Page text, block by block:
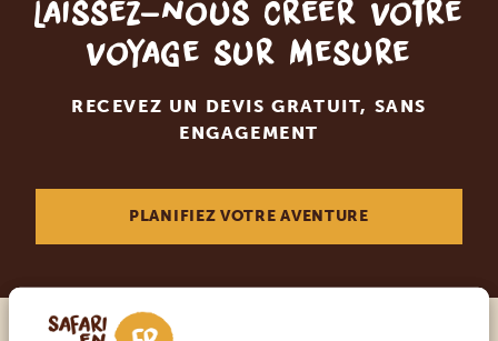
Laissez-nous créer votre
voyage sur mesure
RECEVEZ UN DEVIS GRATUIT, SANS
ENGAGEMENT
PLANIFIEZ VOTRE AVENTURE